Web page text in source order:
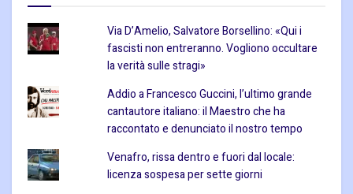
Via D’Amelio, Salvatore Borsellino: «Qui i
fascisti non entreranno. Vogliono occultare
la verità sulle stragi»
Addio a Francesco Guccini, l’ultimo grande
cantautore italiano: il Maestro che ha
raccontato e denunciato il nostro tempo
Venafro, rissa dentro e fuori dal locale:
licenza sospesa per sette giorni